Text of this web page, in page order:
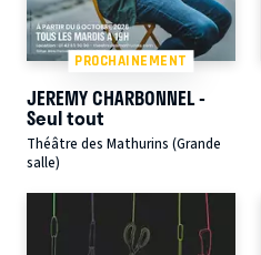
PROCHAINEMENT
JEREMY CHARBONNEL -
Seul tout
Théâtre des Mathurins (Grande
salle)